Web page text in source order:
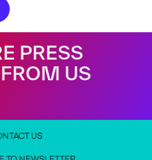
PRESS
US
US
US